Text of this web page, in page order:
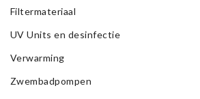
Filtermateriaal
UV Units en desinfectie
Verwarming
Zwembadpompen